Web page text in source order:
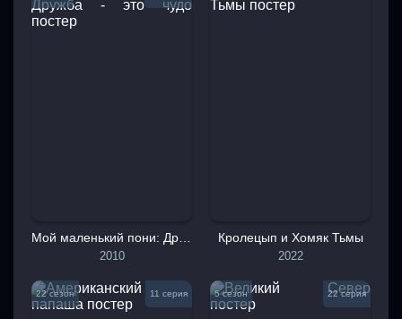
Мой маленький пони: Дружба - это чудо
2010
Кролецып и Хомяк Тьмы
2022
22 сезон 11 серия 5 сезон 22 серия